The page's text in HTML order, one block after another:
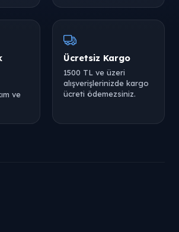
ve
Ücretsiz Kargo
1500 TL ve üzeri
alışverişlerinizde kargo
ücreti ödemezsiniz.